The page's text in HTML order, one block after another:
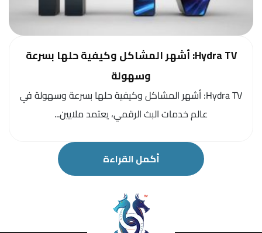
Hydra TV: أشهر المشاكل وكيفية حلها بسرعة
وسهولة
Hydra TV: أشهر المشاكل وكيفية حلها بسرعة وسهولة في
عالم خدمات البث الرقمي، يعتمد ملايين...
أكمل القراءة